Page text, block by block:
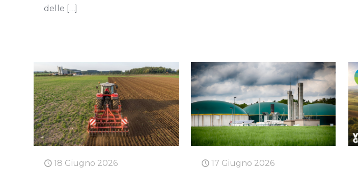
delle […]
18 Giugno 2026 17 Giugno 2026